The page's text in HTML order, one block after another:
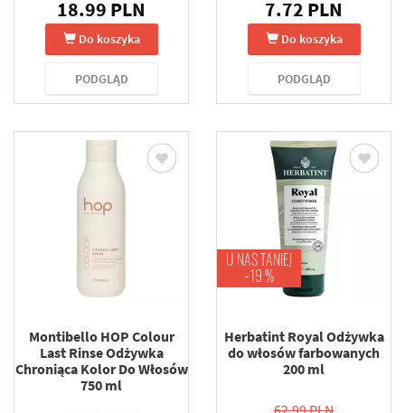
18.99 PLN
Do koszyka
PODGLĄD
7.72 PLN
Do koszyka
PODGLĄD
Montibello HOP Colour
Last Rinse Odżywka
Chroniąca Kolor Do Włosów
750 ml
U NAS TANIEJ
-19 %
Herbatint Royal Odżywka
do włosów farbowanych
200 ml
62.99 PLN